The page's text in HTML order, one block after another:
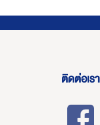
ติดต่อเรา